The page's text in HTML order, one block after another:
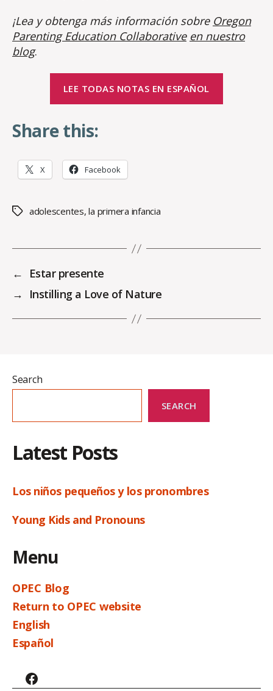
¡Lea y obtenga más información sobre Oregon
Parenting Education Collaborative en nuestro
blog.
LEE TODAS NOTAS EN ESPAÑOL
Share this:
X Facebook
Tagsadolescentes,la primera infancia
←
Estar presente
→
Instilling a Love of Nature
Search
SEARCH
Latest Posts
Los niños pequeños y los pronombres
Young Kids and Pronouns
Menu
OPEC Blog
Return to OPEC website
English
Español
Facebook